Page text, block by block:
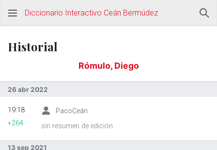
Diccionario Interactivo Ceán Bermúdez
Historial
Rómulo, Diego
26 abr 2022
PacoCeán
sin resumen de edición
19:18
+264
13 sep 2021